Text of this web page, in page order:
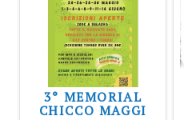
3° MEMORIAL
CHICCO MAGGI